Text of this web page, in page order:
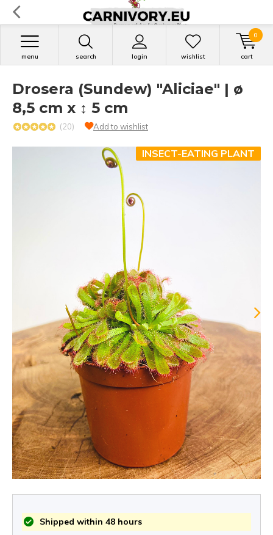
search login
menu wishlist cart
0
Drosera (Sundew) "Aliciae" | ø
8,5 cm x ↕ 5 cm
(20) Add to wishlist
INSECT-EATING PLANT
Shipped within 48 hours